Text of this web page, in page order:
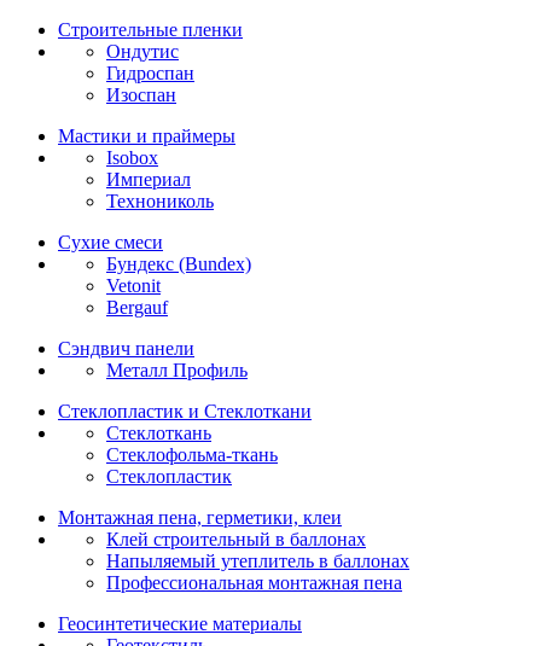
Строительные пленки
Ондутис
Гидроспан
Изоспан
Мастики и праймеры
Isobox
Империал
Технониколь
Сухие смеси
Бундекс (Bundex)
Vetonit
Bergauf
Сэндвич панели
Металл Профиль
Стеклопластик и Стеклоткани
Стеклоткань
Стеклофольма-ткань
Стеклопластик
Монтажная пена, герметики, клеи
Клей строительный в баллонах
Напыляемый утеплитель в баллонах
Профессиональная монтажная пена
Геосинтетические материалы